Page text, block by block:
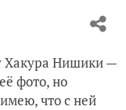
Хакура Нишики —
фото, но
что с ней